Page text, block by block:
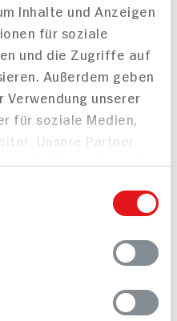
Inhalte und Anzeigen
für soziale
und die Zugriffe auf
Außerdem geben
unserer
für soziale Medien,
Unsere Partner
möglicherweise mit
sie im Rahmen
275g Packung
PREIS
0.99
Mehr